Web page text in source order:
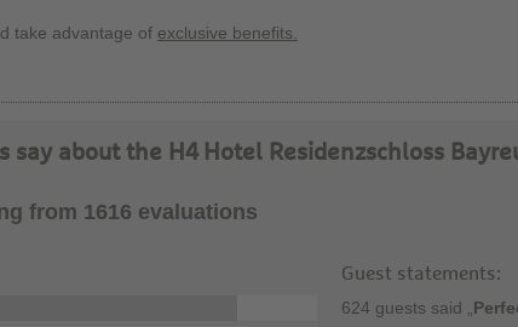
take advantage of exclusive benefits.
say about the H4 Hotel Residenzschloss
from 1616 evaluations
Guest statements:
624 guests said „